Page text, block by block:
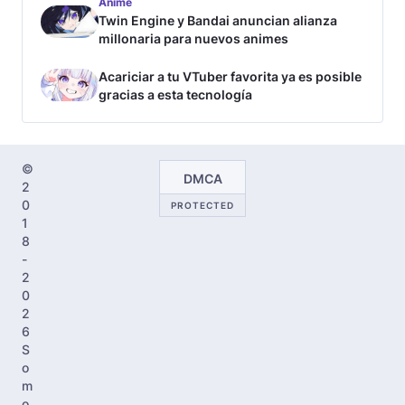
Twin Engine y Bandai anuncian alianza
millonaria para nuevos animes
Acariciar a tu VTuber favorita ya es posible
gracias a esta tecnología
©
2
0
1
8
-
2
0
2
6
S
o
m
DMCA
PROTECTED